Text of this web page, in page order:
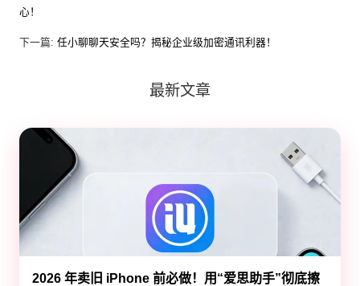
心！
下一篇: 任小聊聊天安全吗？揭秘企业级加密通讯利器！
最新文章
2026 年卖旧 iPhone 前必做！用“爱思助手”彻底擦